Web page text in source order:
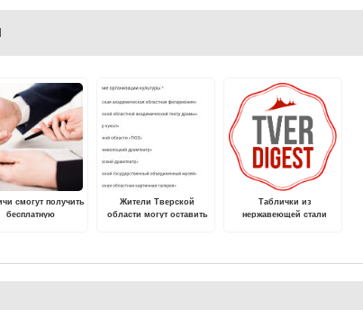
смогут получить
бесплатную
Жители Тверской
области могут оставить
Таблички из
нержавеющей стали